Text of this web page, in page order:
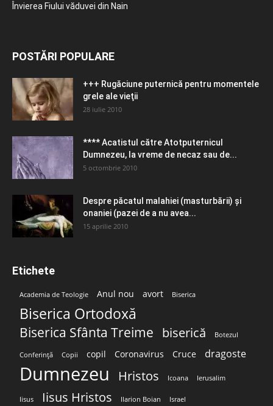
Învierea Fiului văduvei din Nain
POSTĂRI POPULARE
+++ Rugăciune puternică pentru momentele
grele ale vieţii
28 iulie 2010
**** Acatistul către Atotputernicul
Dumnezeu, la vreme de necaz sau de...
5 octombrie 2010
Despre păcatul malahiei (masturbării) şi
onaniei (pazei de a nu avea...
15 aprilie 2010
Etichete
Academia de Teologie Anul nou avort Biserica
Biserica Ortodoxă
Biserica Sfânta Treime biserică Botezul
Conferință Copii copil Coronavirus Cruce dragoste
Dumnezeu Hristos Icoana Ierusalim
Iisus Iisus Hristos Ilarion Boian Israel